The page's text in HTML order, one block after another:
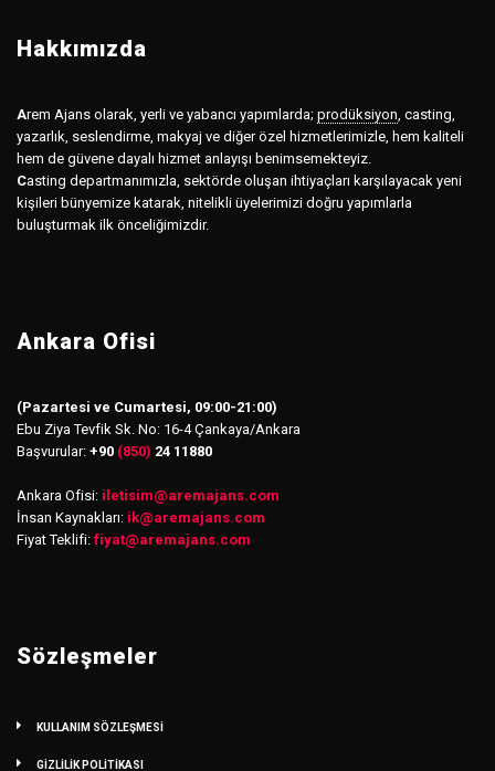
Hakkımızda
Arem Ajans olarak, yerli ve yabancı yapımlarda; prodüksiyon, casting,
yazarlık, seslendirme, makyaj ve diğer özel hizmetlerimizle, hem kaliteli
hem de güvene dayalı hizmet anlayışı benimsemekteyiz.
Casting departmanımızla, sektörde oluşan ihtiyaçları karşılayacak yeni
kişileri bünyemize katarak, nitelikli üyelerimizi doğru yapımlarla
buluşturmak ilk önceliğimizdir.
Ankara Ofisi
(Pazartesi ve Cumartesi, 09:00-21:00)
Ebu Ziya Tevfik Sk. No: 16-4 Çankaya/Ankara
Başvurular: +90 (850) 24 11880
Ankara Ofisi: iletisim@aremajans.com
İnsan Kaynakları: ik@aremajans.com
Fiyat Teklifi: fiyat@aremajans.com
Sözleşmeler
KULLANIM SÖZLEŞMESİ
GİZLİLİK POLİTİKASI